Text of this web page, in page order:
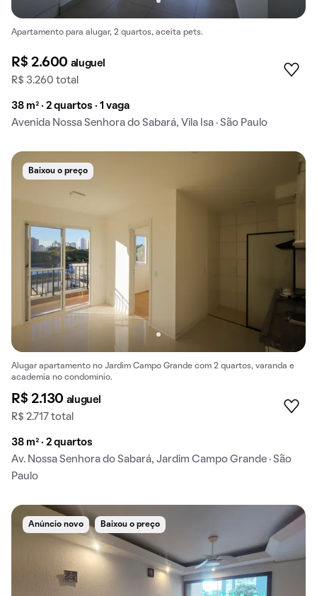
Apartamento para alugar, 2 quartos, aceita pets.
R$ 2.600 aluguel
R$ 3.260 total
38 m² · 2 quartos · 1 vaga
Avenida Nossa Senhora do Sabará, Vila Isa · São Paulo
Baixou o preço
Alugar apartamento no Jardim Campo Grande com 2 quartos, varanda e
academia no condomínio.
R$ 2.130 aluguel
R$ 2.717 total
38 m² · 2 quartos
Av. Nossa Senhora do Sabará, Jardim Campo Grande · São
Paulo
Anúncio novo Baixou o preço